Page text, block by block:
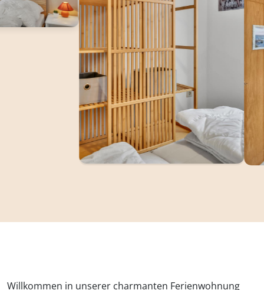
Willkommen in unserer charmanten Ferienwohnung